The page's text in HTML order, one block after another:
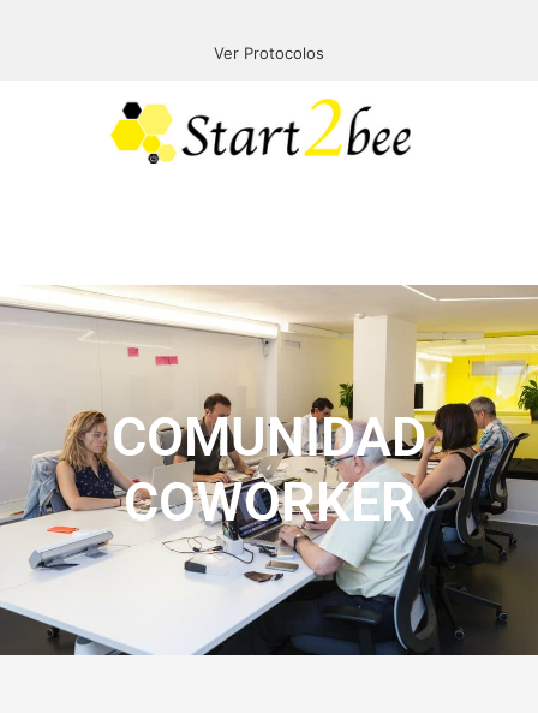
Ver Protocolos
COMUNIDAD
COWORKER